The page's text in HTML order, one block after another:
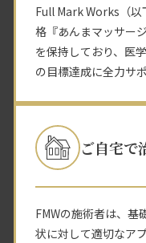
Full Mark Works（以
格『あんまマッサー
を保持しており、医
の目標達成に全力サ
ご自宅で
FMWの施術者は、基
状に対して適切なア